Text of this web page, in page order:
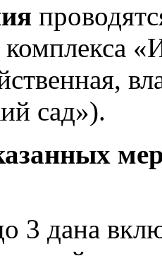
сад»).
3 дана